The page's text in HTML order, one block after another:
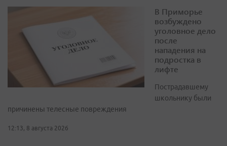
В Приморье
возбуждено
уголовное дело
после
нападения на
подростка в
лифте
Пострадавшему
школьнику были
причинены телесные повреждения
12:13, 8 августа 2026